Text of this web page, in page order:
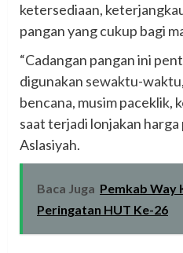
ketersediaan,
pangan yang cukup bagi
“Cadangan pangan ini
digunakan sewaktu-
bencana, musim paceklik,
saat terjadi lonjakan harga
Aslasiyah.
Baca Juga Pemkab Way
Peringatan HUT Ke-26